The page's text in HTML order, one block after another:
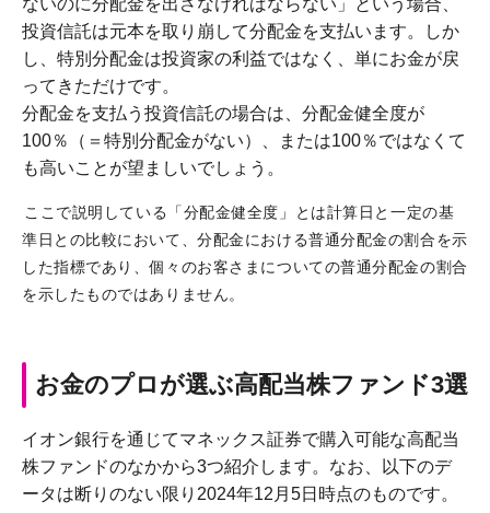
ないのに分配金を出さなければならない」という場合、
投資信託は元本を取り崩して分配金を支払います。しか
し、特別分配金は投資家の利益ではなく、単にお金が戻
ってきただけです。
分配金を支払う投資信託の場合は、分配金健全度が
100％（＝特別分配金がない）、または100％ではなくて
も高いことが望ましいでしょう。
ここで説明している「分配金健全度」とは計算日と一定の基
準日との比較において、分配金における普通分配金の割合を示
した指標であり、個々のお客さまについての普通分配金の割合
を示したものではありません。
お金のプロが選ぶ高配当株ファンド3選
イオン銀行を通じてマネックス証券で購入可能な高配当
株ファンドのなかから3つ紹介します。なお、以下のデ
ータは断りのない限り2024年12月5日時点のものです。